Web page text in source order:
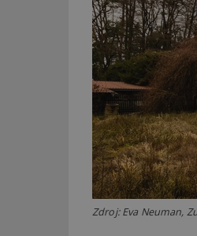
Zdroj: Eva Neuman,